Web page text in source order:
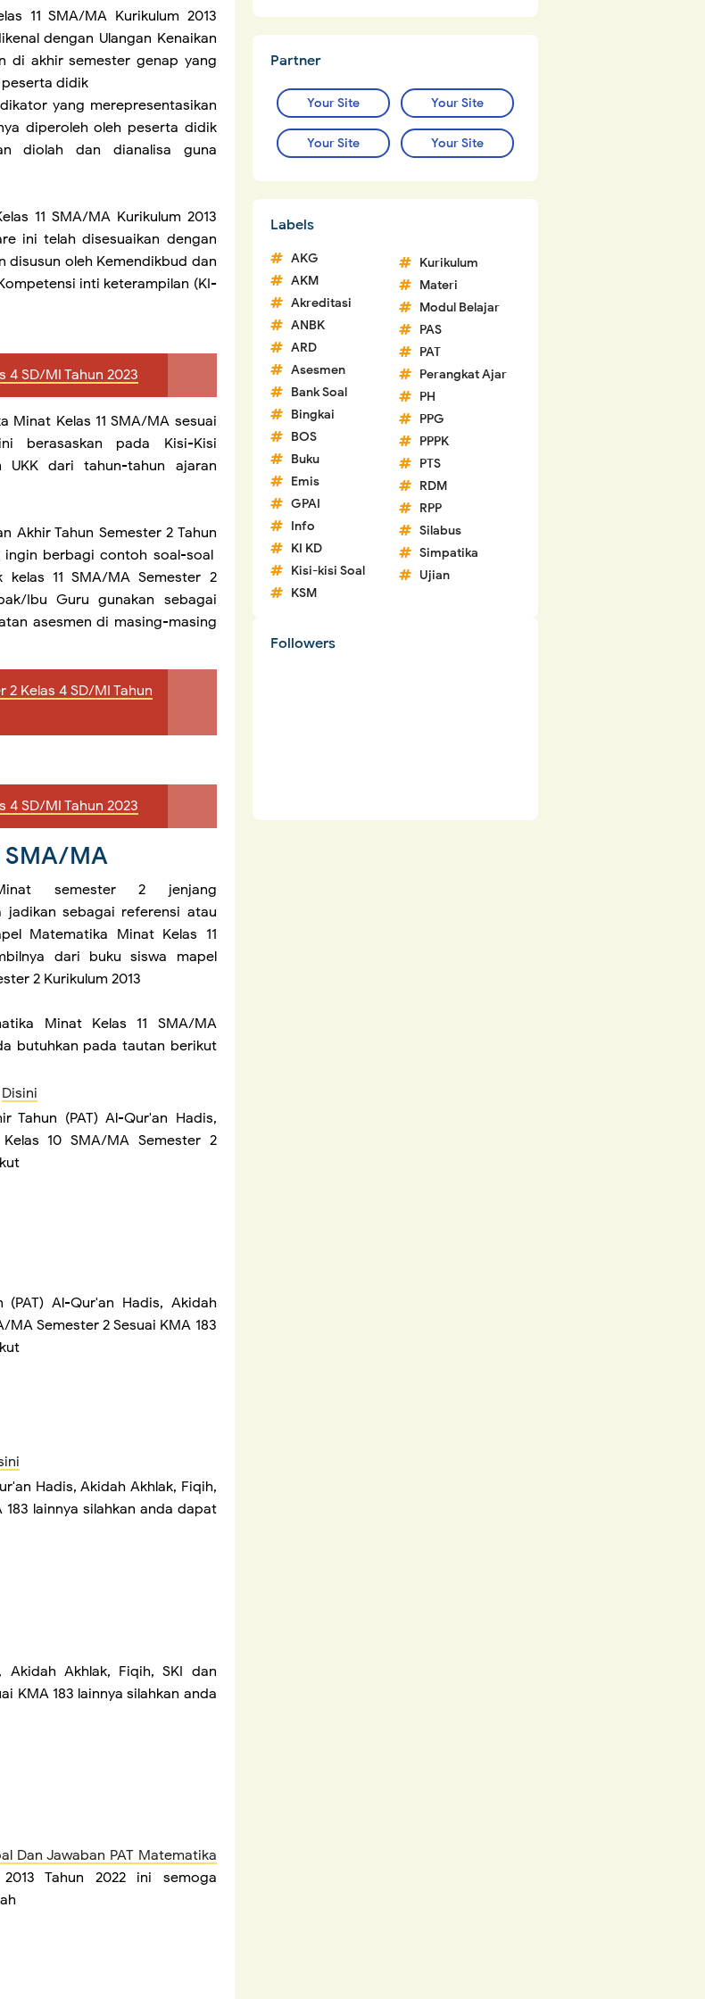
11 SMA/MA Kurikulum 2013
dengan Ulangan Kenaikan
di akhir semester genap yang
didik
yang merepresentasikan
diperoleh oleh peserta didik
diolah dan dianalisa guna
11 SMA/MA Kurikulum 2013
ini telah disesuaikan dengan
disusun oleh Kemendikbud dan
inti keterampilan (KI-
4 SD/MI Tahun 2023
Minat Kelas 11 SMA/MA sesuai
berasaskan pada Kisi-Kisi
UKK dari tahun-tahun ajaran
Akhir Tahun Semester 2 Tahun
ingin berbagi contoh soal-soal
11 SMA/MA Semester 2
Ibu Guru gunakan sebagai
asesmen di masing-masing
2 Kelas 4 SD/MI Tahun
4 SD/MI Tahun 2023
SMA/MA
semester 2 jenjang
jadikan sebagai referensi atau
Matematika Minat Kelas 11
dari buku siswa mapel
2 Kurikulum 2013
Minat Kelas 11 SMA/MA
butuhkan pada tautan berikut
Disini
Tahun (PAT) Al-Qur'an Hadis,
10 SMA/MA Semester 2
Al-Qur'an Hadis, Akidah
MA Semester 2 Sesuai KMA 183
Hadis, Akidah Akhlak, Fiqih,
183 lainnya silahkan anda dapat
Akidah Akhlak, Fiqih, SKI dan
KMA 183 lainnya silahkan anda
Dan Jawaban PAT Matematika
Tahun 2022 ini semoga
Partner
Your Site Your Site
Your Site Your Site
Labels
AKG
AKM
Akreditasi
ANBK
ARD
Asesmen
Bank Soal
Bingkai
BOS
Buku
Emis
GPAI
Info
KI KD
Kisi-kisi Soal
KSM
Kurikulum
Materi
Modul Belajar
PAS
PAT
Perangkat Ajar
PH
PPG
PPPK
PTS
RDM
RPP
Silabus
Simpatika
Ujian
Followers